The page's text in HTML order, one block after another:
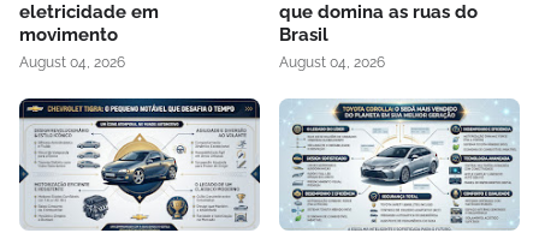
eletricidade em
movimento
August 04, 2026
que domina as ruas do
Brasil
August 04, 2026